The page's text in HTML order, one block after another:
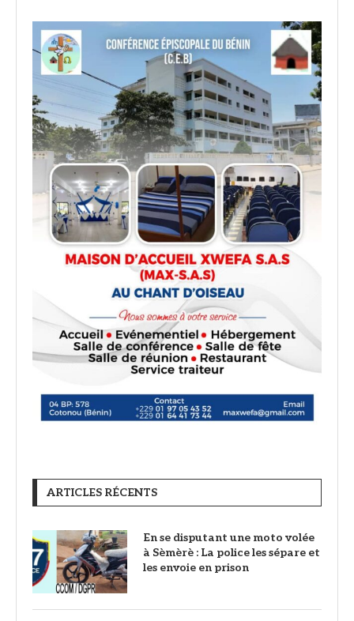
ARTICLES RÉCENTS
En se disputant une moto volée
à Sèmèrè : La police les sépare et
les envoie en prison